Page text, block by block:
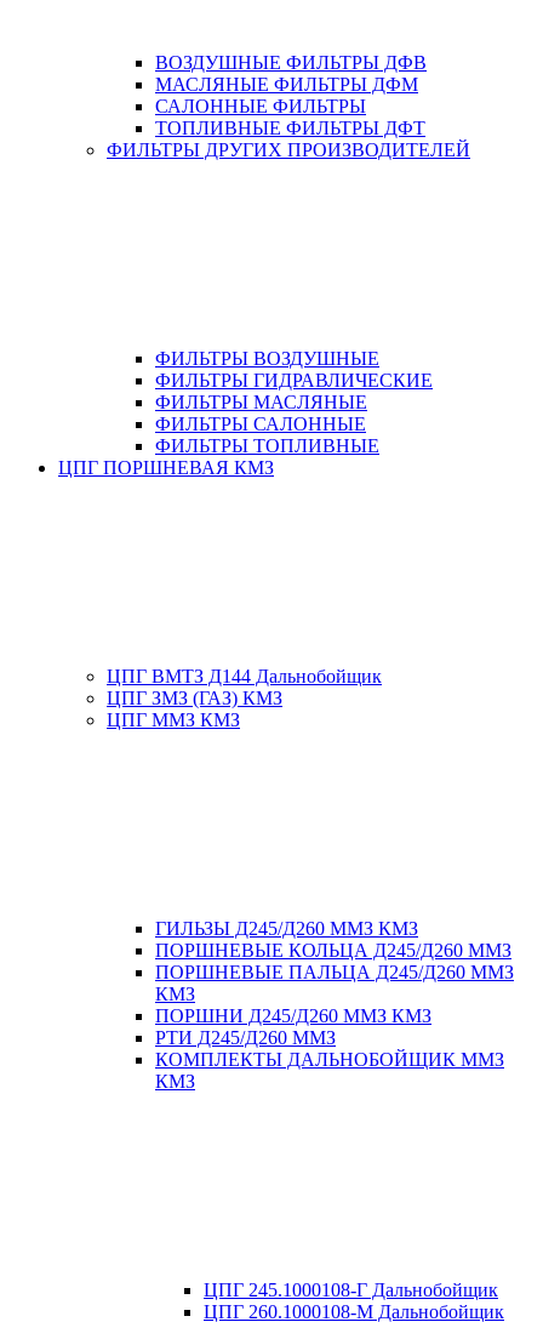
ВОЗДУШНЫЕ ФИЛЬТРЫ ДФВ
МАСЛЯНЫЕ ФИЛЬТРЫ ДФМ
САЛОННЫЕ ФИЛЬТРЫ
ТОПЛИВНЫЕ ФИЛЬТРЫ ДФТ
ФИЛЬТРЫ ДРУГИХ ПРОИЗВОДИТЕЛЕЙ
ФИЛЬТРЫ ВОЗДУШНЫЕ
ФИЛЬТРЫ ГИДРАВЛИЧЕСКИЕ
ФИЛЬТРЫ МАСЛЯНЫЕ
ФИЛЬТРЫ САЛОННЫЕ
ФИЛЬТРЫ ТОПЛИВНЫЕ
ЦПГ ПОРШНЕВАЯ КМЗ
ЦПГ ВМТЗ Д144 Дальнобойщик
ЦПГ ЗМЗ (ГАЗ) КМЗ
ЦПГ ММЗ КМЗ
ГИЛЬЗЫ Д245/Д260 ММЗ КМЗ
ПОРШНЕВЫЕ КОЛЬЦА Д245/Д260 ММЗ
ПОРШНЕВЫЕ ПАЛЬЦА Д245/Д260 ММЗ
КМЗ
ПОРШНИ Д245/Д260 ММЗ КМЗ
РТИ Д245/Д260 ММЗ
КОМПЛЕКТЫ ДАЛЬНОБОЙЩИК ММЗ
КМЗ
ЦПГ 245.1000108-Г Дальнобойщик
ЦПГ 260.1000108-М Дальнобойщик